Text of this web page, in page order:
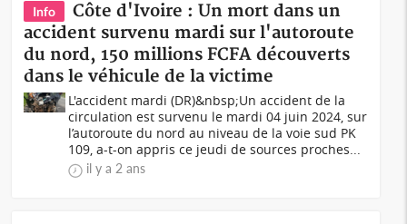
Info
Côte d'Ivoire : Un mort dans un
accident survenu mardi sur l'autoroute
du nord, 150 millions FCFA découverts
dans le véhicule de la victime
L'accident mardi (DR)&nbsp;Un accident de la
circulation est survenu le mardi 04 juin 2024, sur
l’autoroute du nord au niveau de la voie sud PK
109, a-t-on appris ce jeudi de sources proches...
il y a 2 ans